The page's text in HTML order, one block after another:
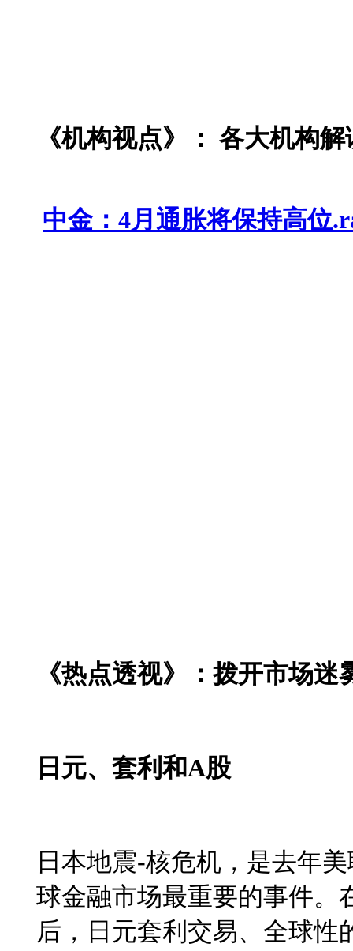
《机构视点》： 各大机构解
中金：4月通胀将保持高位
《热点透视》：拨开市场
日元、套利和A股
日本地震-核危机，是去年
球金融市场最重要的事件。
后，日元套利交易、全球